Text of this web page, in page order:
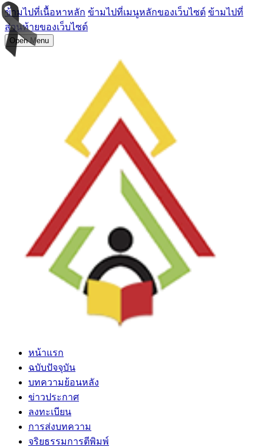
ข้ามไปที่เนื้อหาหลัก ข้ามไปที่เมนูหลักของเว็บไซต์ ข้ามไปที่
ส่วนท้ายของเว็บไซต์
Open Menu
หน้าแรก
ฉบับปัจจุบัน
บทความย้อนหลัง
ข่าวประกาศ
ลงทะเบียน
การส่งบทความ
จริยธรรมการตีพิมพ์